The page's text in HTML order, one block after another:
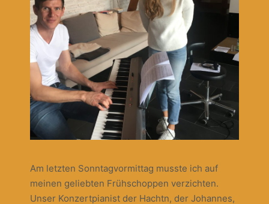
Am letzten Sonntagvormittag musste ich auf
meinen geliebten Frühschoppen verzichten.
Unser Konzertpianist der Hachtn, der Johannes,